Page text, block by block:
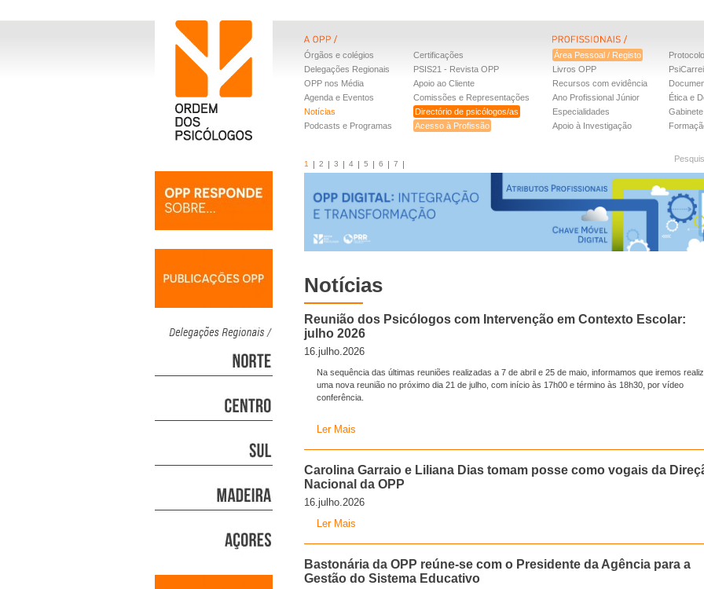
Órgãos e colégios
Delegações Regionais
OPP nos Média
Agenda e Eventos
Notícias
Podcasts e Programas
Certificações
PSIS21 - Revista OPP
Apoio ao Cliente
Comissões e Representações
Directório de psicólogos/as
Acesso à Profissão
Área Pessoal / Registo
Livros OPP
Recursos com evidência
Ano Profissional Júnior
Especialidades
Apoio à Investigação
Ética e
1 2 3 4 5 6 7
Notícias
Reunião dos Psicólogos com Intervenção em Contexto Escolar:
julho 2026
16.julho.2026
Na sequência das últimas reuniões realizadas a 7 de abril e 25 de maio, informamos que iremos
uma nova reunião no próximo dia 21 de julho, com início às 17h00 e término às 18h30, por vídeo
conferência.
Ler Mais
Carolina Garraio e Liliana Dias tomam posse como vogais da
Nacional da OPP
16.julho.2026
Ler Mais
Bastonária da OPP reúne-se com o Presidente da Agência para a
Gestão do Sistema Educativo